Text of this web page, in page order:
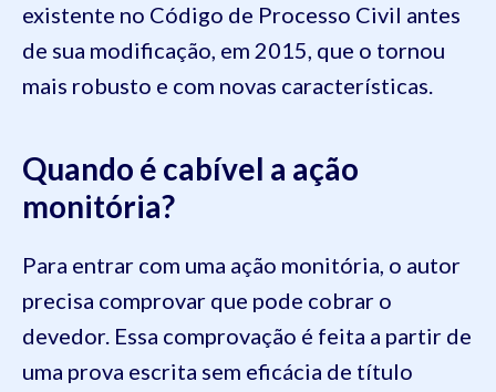
existente no Código de Processo Civil antes
de sua modificação, em 2015, que o tornou
mais robusto e com novas características.
Quando é cabível a ação
monitória?
Para entrar com uma ação monitória, o autor
precisa comprovar que pode cobrar o
devedor. Essa comprovação é feita a partir de
uma prova escrita sem eficácia de título